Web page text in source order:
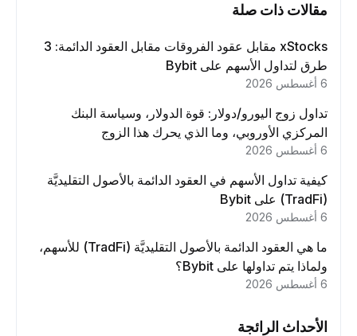
مقالات ذات صلة
xStocks مقابل عقود الفروقات مقابل العقود الدائمة: 3
طرق لتداول الأسهم على Bybit
تداول زوج اليورو/دولار: قوة الدولار، وسياسة البنك
المركزي الأوروبي، وما الذي يحرك هذا الزوج
كيفية تداول الأسهم في العقود الدائمة بالأصول التقليديَّة
ما هي العقود الدائمة بالأصول التقليديَّة (TradFi) للأسهم،
ولماذا يتم تداولها على Bybit؟
الأحداث الرائجة